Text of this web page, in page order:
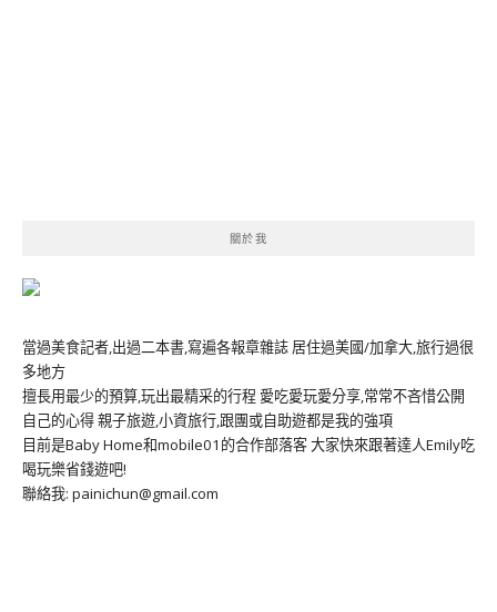
關於我
當過美食記者,出過二本書,寫遍各報章雜誌 居住過美國/加拿大,旅行過很
多地方
擅長用最少的預算,玩出最精采的行程 愛吃愛玩愛分享,常常不吝惜公開
自己的心得 親子旅遊,小資旅行,跟團或自助遊都是我的強項
目前是Baby Home和mobile01的合作部落客 大家快來跟著達人Emily吃
喝玩樂省錢遊吧!
聯絡我: painichun@gmail.com